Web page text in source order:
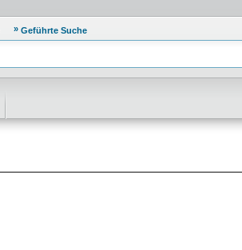
Geführte Suche